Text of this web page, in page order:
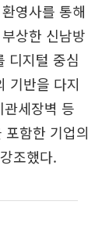
영사를 통해
상한 신남방
디지털 중심
기반을 다지
관세장벽 등
함한 기업의
조했다.